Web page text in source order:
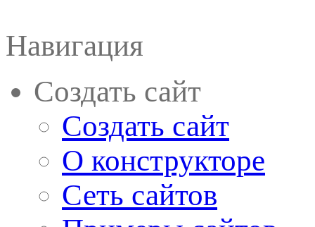
Навигация
Создать сайт
Создать сайт
О конструкторе
Сеть сайтов